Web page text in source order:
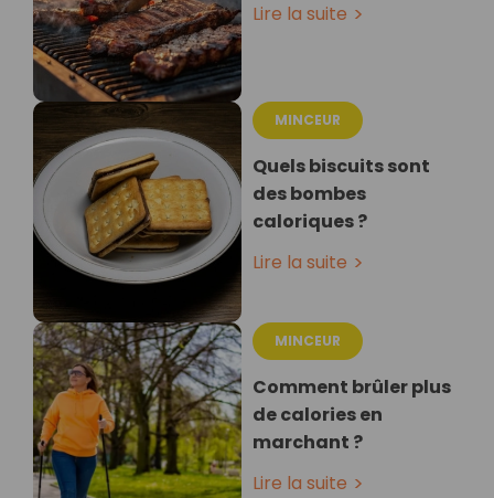
Lire la suite
MINCEUR
Quels biscuits sont
des bombes
caloriques ?
Lire la suite
MINCEUR
Comment brûler plus
de calories en
marchant ?
Lire la suite